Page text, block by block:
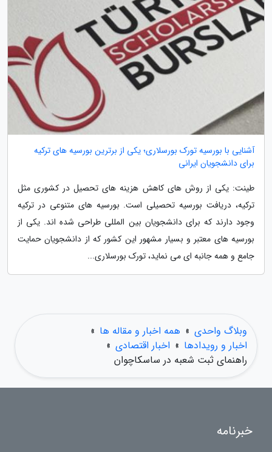
آشنایی با بورسیه تورک بورسلاری؛ یکی از برترین بورسیه های ترکیه
برای دانشجویان ایرانی
طینت: یکی از روش های کاهش هزینه های تحصیل در کشوری مثل
ترکیه، دریافت بورسیه تحصیلی است. بورسیه های متنوعی در ترکیه
وجود دارند که برای دانشجویان بین المللی طراحی شده اند. یکی از
بورسیه های معتبر و بسیار مشهور این کشور که از دانشجویان حمایت
جامع و همه جانبه ای می نماید، تورک بورسلاری...
وبلاگ واحدی » همه اخبار و مقاله ها »
اخبار و رویدادها » اخبار اقتصادی »
راهنمای ثبت شعبه در ساسکاچوان
خبرنامه